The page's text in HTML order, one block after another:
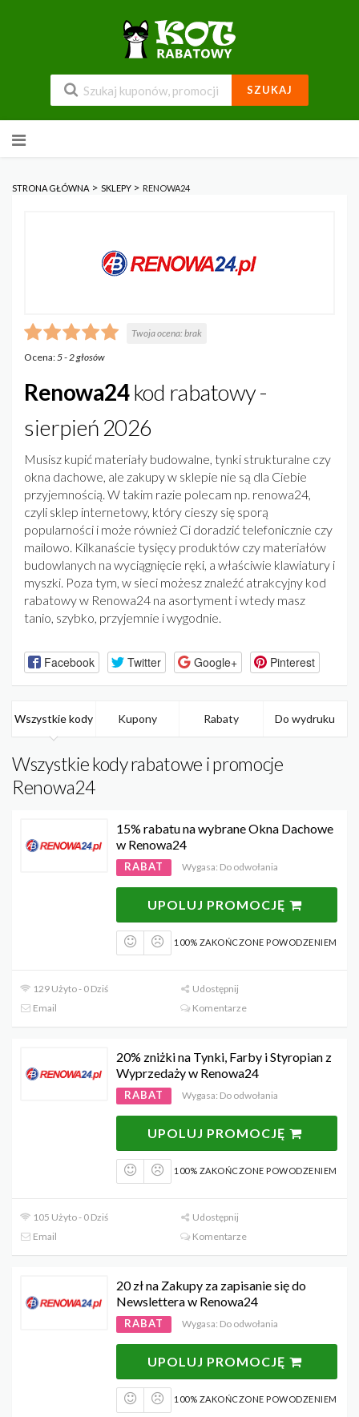
SZUKAJ
do
STRONA GŁÓWNA > SKLEPY > RENOWA24
Twoja ocena:brak
Ocena:5-2głosów
Renowa24kod rabatowy -
sierpień 2026
Musisz kupić materiały budowalne, tynki strukturalne czy
okna dachowe, ale zakupy w sklepie nie są dla Ciebie
przyjemnością. W takim razie polecam np. renowa24,
czyli sklep internetowy, który cieszy się sporą
popularności i może również Ci doradzić telefonicznie czy
mailowo. Kilkanaście tysięcy produktów czy materiałów
budowlanych na wyciągnięcie ręki, a właściwie klawiatury i
myszki. Poza tym, w sieci możesz znaleźć atrakcyjny kod
rabatowy w Renowa24 na asortyment i wtedy masz
tanio, szybko, przyjemnie i wygodnie.
Facebook Twitter Google+ Pinterest
Wszystkie kody Kupony Rabaty Do wydruku
Wszystkie kody rabatowe i promocje
Renowa24
15% rabatu na wybrane Okna Dachowe
w Renowa24
RABAT Wygasa: Do odwołania
UPOLUJ PROMOCJĘ
100% ZAKOŃCZONE POWODZENIEM
129 Użyto - 0 Dziś
Udostępnij
Email
Komentarze
20% zniżki na Tynki, Farby i Styropian z
Wyprzedaży w Renowa24
RABAT Wygasa: Do odwołania
UPOLUJ PROMOCJĘ
100% ZAKOŃCZONE POWODZENIEM
105 Użyto - 0 Dziś
Udostępnij
Email
Komentarze
20 zł na Zakupy za zapisanie się do
Newslettera w Renowa24
RABAT Wygasa: Do odwołania
UPOLUJ PROMOCJĘ
100% ZAKOŃCZONE POWODZENIEM